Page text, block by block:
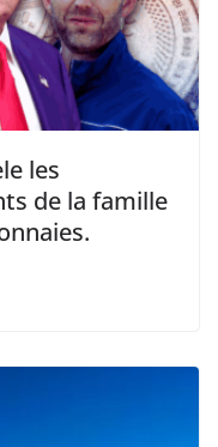
les
de la famille